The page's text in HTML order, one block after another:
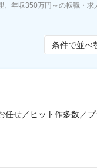
年収350万円～の転職・
条件で並べ
任せ／ヒット作多数／プ